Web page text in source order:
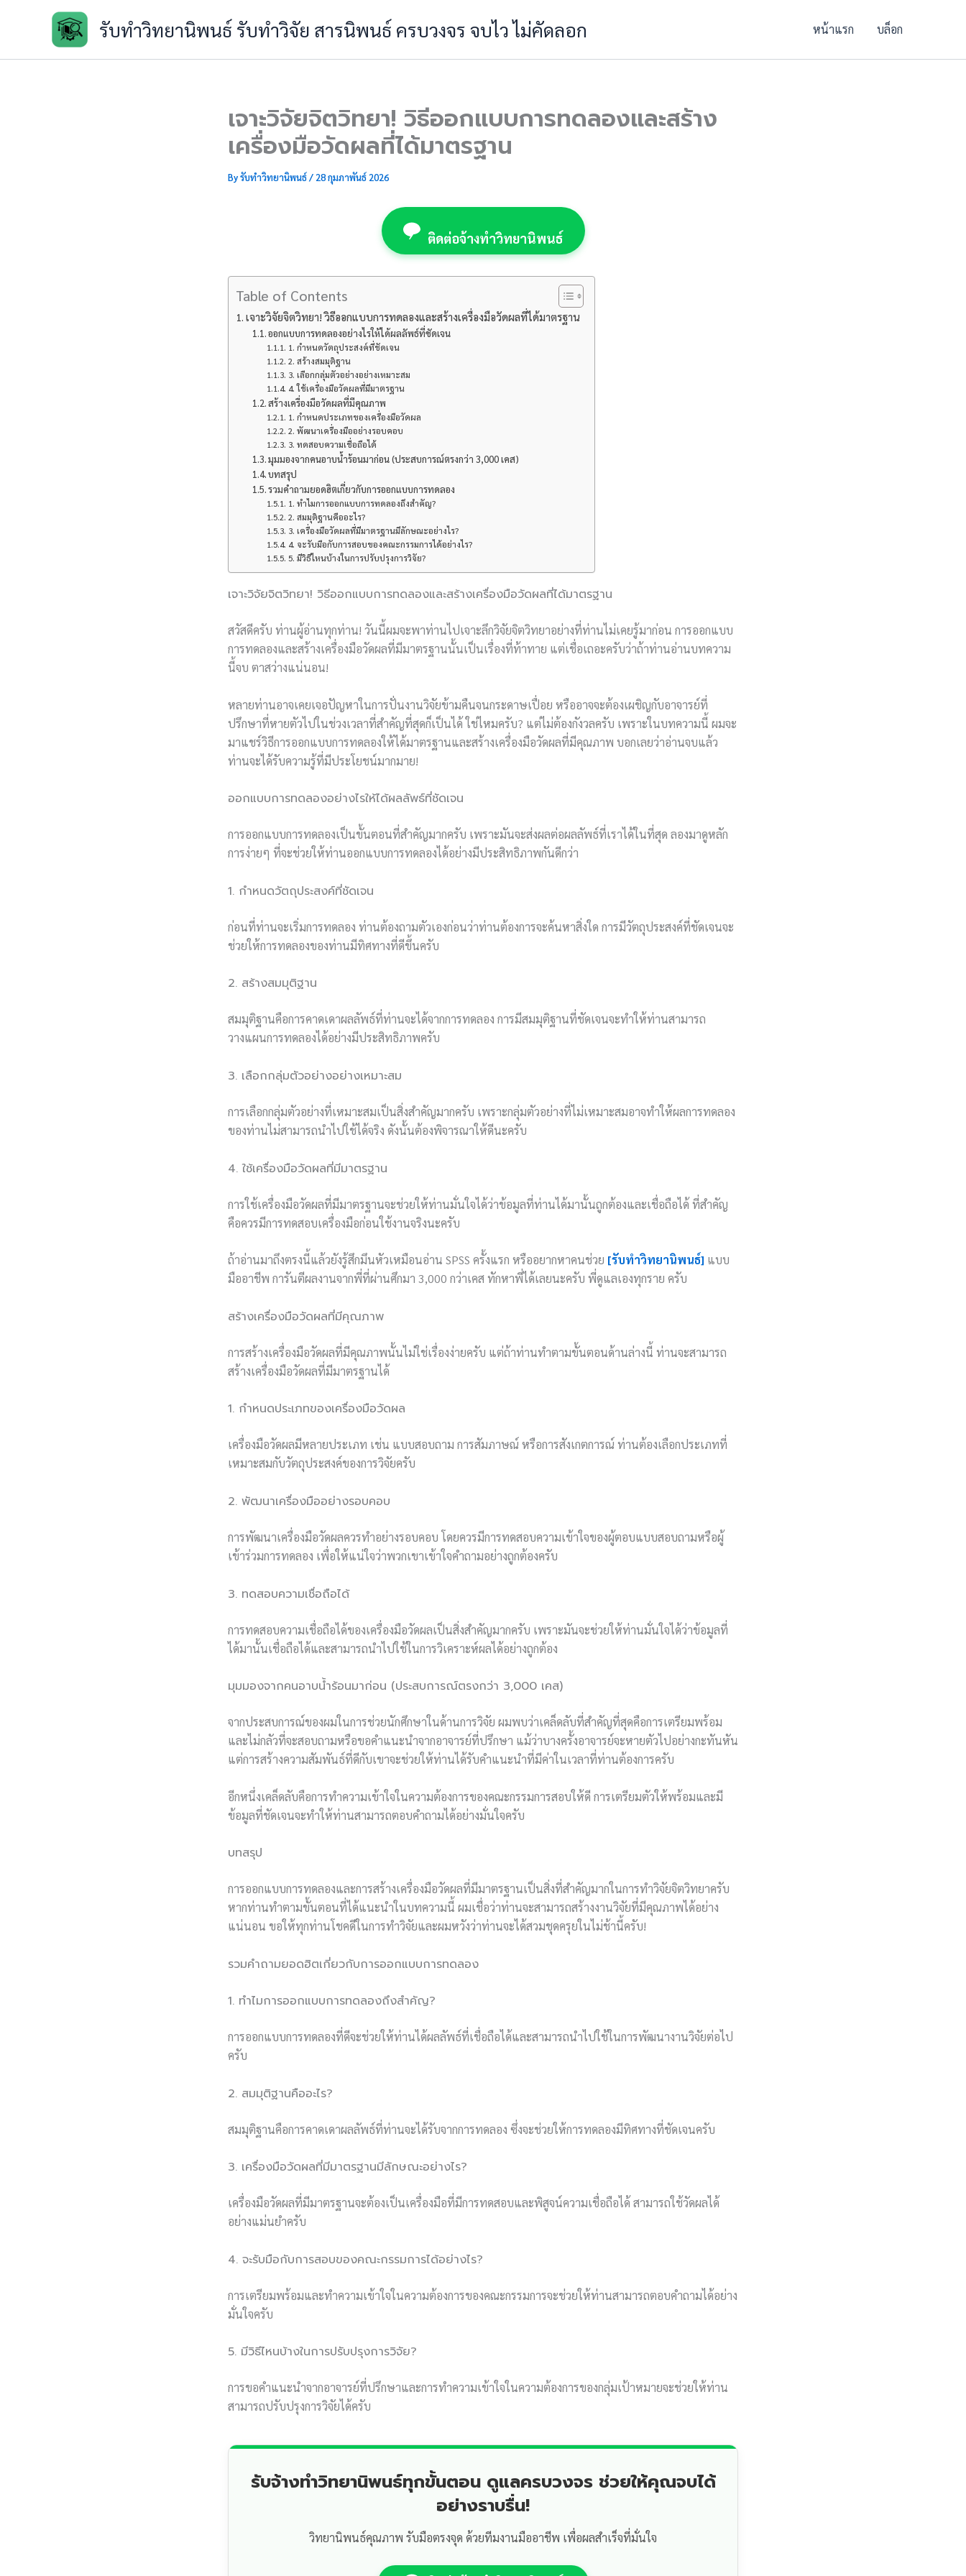
รับทำวิทยานิพนธ์ รับทำวิจัย สารนิพนธ์ ครบวงจร จบไว ไม่คัดลอก หน้าแรก บล็อก
เจาะวิจัยจิตวิทยา! วิธีออกแบบการทดลองและสร้าง
เครื่องมือวัดผลที่ได้มาตรฐาน
Byรับทำวิทยานิพนธ์/ 28 กุมภาพันธ์ 2026
ติดต่อจ้างทำวิทยานิพนธ์
Table of Contents
เจาะวิจัยจิตวิทยา! วิธีออกแบบการทดลองและสร้างเครื่องมือวัดผลที่ได้มาตรฐาน
ออกแบบการทดลองอย่างไรให้ได้ผลลัพธ์ที่ชัดเจน
1. กำหนดวัตถุประสงค์ที่ชัดเจน
2. สร้างสมมุติฐาน
3. เลือกกลุ่มตัวอย่างอย่างเหมาะสม
4. ใช้เครื่องมือวัดผลที่มีมาตรฐาน
สร้างเครื่องมือวัดผลที่มีคุณภาพ
1. กำหนดประเภทของเครื่องมือวัดผล
2. พัฒนาเครื่องมืออย่างรอบคอบ
3. ทดสอบความเชื่อถือได้
มุมมองจากคนอาบน้ำร้อนมาก่อน (ประสบการณ์ตรงกว่า 3,000 เคส)
บทสรุป
รวมคำถามยอดฮิตเกี่ยวกับการออกแบบการทดลอง
1. ทำไมการออกแบบการทดลองถึงสำคัญ?
2. สมมุติฐานคืออะไร?
3. เครื่องมือวัดผลที่มีมาตรฐานมีลักษณะอย่างไร?
4. จะรับมือกับการสอบของคณะกรรมการได้อย่างไร?
5. มีวิธีไหนบ้างในการปรับปรุงการวิจัย?
เจาะวิจัยจิตวิทยา! วิธีออกแบบการทดลองและสร้างเครื่องมือวัดผลที่ได้มาตรฐาน
สวัสดีครับ ท่านผู้อ่านทุกท่าน! วันนี้ผมจะพาท่านไปเจาะลึกวิจัยจิตวิทยาอย่างที่ท่านไม่เคยรู้มาก่อน การออกแบบ
การทดลองและสร้างเครื่องมือวัดผลที่มีมาตรฐานนั้นเป็นเรื่องที่ท้าทาย แต่เชื่อเถอะครับว่าถ้าท่านอ่านบทความ
นี้จบ ตาสว่างแน่นอน!
หลายท่านอาจเคยเจอปัญหาในการปั่นงานวิจัยข้ามคืนจนกระดาษเปื่อย หรืออาจจะต้องเผชิญกับอาจารย์ที่
ปรึกษาที่หายตัวไปในช่วงเวลาที่สำคัญที่สุดก็เป็นได้ ใช่ไหมครับ? แต่ไม่ต้องกังวลครับ เพราะในบทความนี้ ผมจะ
มาแชร์วิธีการออกแบบการทดลองให้ได้มาตรฐานและสร้างเครื่องมือวัดผลที่มีคุณภาพ บอกเลยว่าอ่านจบแล้ว
ท่านจะได้รับความรู้ที่มีประโยชน์มากมาย!
ออกแบบการทดลองอย่างไรให้ได้ผลลัพธ์ที่ชัดเจน
การออกแบบการทดลองเป็นขั้นตอนที่สำคัญมากครับ เพราะมันจะส่งผลต่อผลลัพธ์ที่เราได้ในที่สุด ลองมาดูหลัก
การง่ายๆ ที่จะช่วยให้ท่านออกแบบการทดลองได้อย่างมีประสิทธิภาพกันดีกว่า
1. กำหนดวัตถุประสงค์ที่ชัดเจน
ก่อนที่ท่านจะเริ่มการทดลอง ท่านต้องถามตัวเองก่อนว่าท่านต้องการจะค้นหาสิ่งใด การมีวัตถุประสงค์ที่ชัดเจนจะ
ช่วยให้การทดลองของท่านมีทิศทางที่ดีขึ้นครับ
2. สร้างสมมุติฐาน
สมมุติฐานคือการคาดเดาผลลัพธ์ที่ท่านจะได้จากการทดลอง การมีสมมุติฐานที่ชัดเจนจะทำให้ท่านสามารถ
วางแผนการทดลองได้อย่างมีประสิทธิภาพครับ
3. เลือกกลุ่มตัวอย่างอย่างเหมาะสม
การเลือกกลุ่มตัวอย่างที่เหมาะสมเป็นสิ่งสำคัญมากครับ เพราะกลุ่มตัวอย่างที่ไม่เหมาะสมอาจทำให้ผลการทดลอง
ของท่านไม่สามารถนำไปใช้ได้จริง ดังนั้นต้องพิจารณาให้ดีนะครับ
4. ใช้เครื่องมือวัดผลที่มีมาตรฐาน
การใช้เครื่องมือวัดผลที่มีมาตรฐานจะช่วยให้ท่านมั่นใจได้ว่าข้อมูลที่ท่านได้มานั้นถูกต้องและเชื่อถือได้ ที่สำคัญ
คือควรมีการทดสอบเครื่องมือก่อนใช้งานจริงนะครับ
ถ้าอ่านมาถึงตรงนี้แล้วยังรู้สึกมึนหัวเหมือนอ่าน SPSS ครั้งแรก หรืออยากหาคนช่วย [รับทำวิทยานิพนธ์] แบบ
มืออาชีพ การันตีผลงานจากพี่ที่ผ่านศึกมา 3,000 กว่าเคส ทักหาพี่ได้เลยนะครับ พี่ดูแลเองทุกราย ครับ
สร้างเครื่องมือวัดผลที่มีคุณภาพ
การสร้างเครื่องมือวัดผลที่มีคุณภาพนั้นไม่ใช่เรื่องง่ายครับ แต่ถ้าท่านทำตามขั้นตอนด้านล่างนี้ ท่านจะสามารถ
สร้างเครื่องมือวัดผลที่มีมาตรฐานได้
1. กำหนดประเภทของเครื่องมือวัดผล
เครื่องมือวัดผลมีหลายประเภท เช่น แบบสอบถาม การสัมภาษณ์ หรือการสังเกตการณ์ ท่านต้องเลือกประเภทที่
เหมาะสมกับวัตถุประสงค์ของการวิจัยครับ
2. พัฒนาเครื่องมืออย่างรอบคอบ
การพัฒนาเครื่องมือวัดผลควรทำอย่างรอบคอบ โดยควรมีการทดสอบความเข้าใจของผู้ตอบแบบสอบถามหรือผู้
เข้าร่วมการทดลอง เพื่อให้แน่ใจว่าพวกเขาเข้าใจคำถามอย่างถูกต้องครับ
3. ทดสอบความเชื่อถือได้
การทดสอบความเชื่อถือได้ของเครื่องมือวัดผลเป็นสิ่งสำคัญมากครับ เพราะมันจะช่วยให้ท่านมั่นใจได้ว่าข้อมูลที่
ได้มานั้นเชื่อถือได้และสามารถนำไปใช้ในการวิเคราะห์ผลได้อย่างถูกต้อง
มุมมองจากคนอาบน้ำร้อนมาก่อน (ประสบการณ์ตรงกว่า 3,000 เคส)
จากประสบการณ์ของผมในการช่วยนักศึกษาในด้านการวิจัย ผมพบว่าเคล็ดลับที่สำคัญที่สุดคือการเตรียมพร้อม
และไม่กลัวที่จะสอบถามหรือขอคำแนะนำจากอาจารย์ที่ปรึกษา แม้ว่าบางครั้งอาจารย์จะหายตัวไปอย่างกะทันหัน
แต่การสร้างความสัมพันธ์ที่ดีกับเขาจะช่วยให้ท่านได้รับคำแนะนำที่มีค่าในเวลาที่ท่านต้องการครับ
อีกหนึ่งเคล็ดลับคือการทำความเข้าใจในความต้องการของคณะกรรมการสอบให้ดี การเตรียมตัวให้พร้อมและมี
ข้อมูลที่ชัดเจนจะทำให้ท่านสามารถตอบคำถามได้อย่างมั่นใจครับ
บทสรุป
การออกแบบการทดลองและการสร้างเครื่องมือวัดผลที่มีมาตรฐานเป็นสิ่งที่สำคัญมากในการทำวิจัยจิตวิทยาครับ
หากท่านทำตามขั้นตอนที่ได้แนะนำในบทความนี้ ผมเชื่อว่าท่านจะสามารถสร้างงานวิจัยที่มีคุณภาพได้อย่าง
แน่นอน ขอให้ทุกท่านโชคดีในการทำวิจัยและผมหวังว่าท่านจะได้สวมชุดครุยในไม่ช้านี้ครับ!
รวมคำถามยอดฮิตเกี่ยวกับการออกแบบการทดลอง
1. ทำไมการออกแบบการทดลองถึงสำคัญ?
การออกแบบการทดลองที่ดีจะช่วยให้ท่านได้ผลลัพธ์ที่เชื่อถือได้และสามารถนำไปใช้ในการพัฒนางานวิจัยต่อไป
ครับ
2. สมมุติฐานคืออะไร?
สมมุติฐานคือการคาดเดาผลลัพธ์ที่ท่านจะได้รับจากการทดลอง ซึ่งจะช่วยให้การทดลองมีทิศทางที่ชัดเจนครับ
3. เครื่องมือวัดผลที่มีมาตรฐานมีลักษณะอย่างไร?
เครื่องมือวัดผลที่มีมาตรฐานจะต้องเป็นเครื่องมือที่มีการทดสอบและพิสูจน์ความเชื่อถือได้ สามารถใช้วัดผลได้
อย่างแม่นยำครับ
4. จะรับมือกับการสอบของคณะกรรมการได้อย่างไร?
การเตรียมพร้อมและทำความเข้าใจในความต้องการของคณะกรรมการจะช่วยให้ท่านสามารถตอบคำถามได้อย่าง
มั่นใจครับ
5. มีวิธีไหนบ้างในการปรับปรุงการวิจัย?
การขอคำแนะนำจากอาจารย์ที่ปรึกษาและการทำความเข้าใจในความต้องการของกลุ่มเป้าหมายจะช่วยให้ท่าน
สามารถปรับปรุงการวิจัยได้ครับ
รับจ้างทำวิทยานิพนธ์ทุกขั้นตอน ดูแลครบวงจร ช่วยให้คุณจบได้
อย่างราบรื่น!
วิทยานิพนธ์คุณภาพ รับมือตรงจุด ด้วยทีมงานมืออาชีพ เพื่อผลสำเร็จที่มั่นใจ